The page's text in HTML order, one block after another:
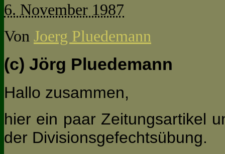
6. November 1987
Von Joerg Pluedemann
(c) Jörg Pluedemann
Hallo zusammen,
hier ein paar Zeitungsartikel
der Divisionsgefechtsübung.